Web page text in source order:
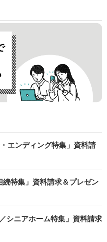
エンディング特集」資料請
特集」資料請求＆プレゼン
シニアホーム特集」資料請求